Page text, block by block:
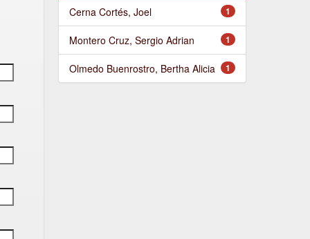
1
Cerna Cortés, Joel
1
Montero Cruz, Sergio Adrian
1
Olmedo Buenrostro, Bertha Alicia